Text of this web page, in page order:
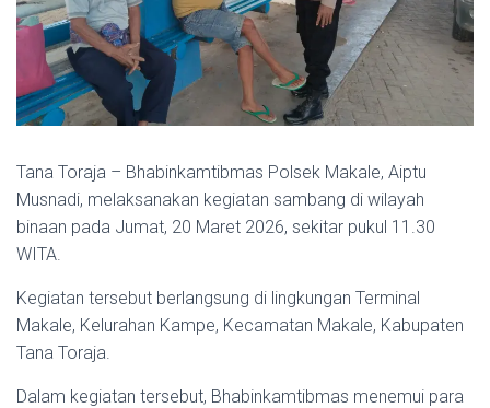
Tana Toraja – Bhabinkamtibmas Polsek Makale, Aiptu
Musnadi, melaksanakan kegiatan sambang di wilayah
binaan pada Jumat, 20 Maret 2026, sekitar pukul 11.30
WITA.
Kegiatan tersebut berlangsung di lingkungan Terminal
Makale, Kelurahan Kampe, Kecamatan Makale, Kabupaten
Tana Toraja.
Dalam kegiatan tersebut, Bhabinkamtibmas menemui para